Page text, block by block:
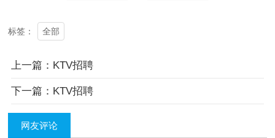
标签： 全部
上一篇：KTV招聘
下一篇：KTV招聘
网友评论